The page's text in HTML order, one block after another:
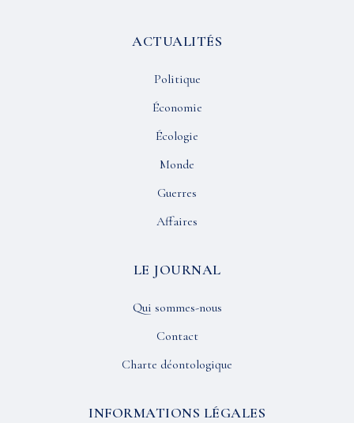
ACTUALITÉS
Politique
Économie
Écologie
Monde
Guerres
Affaires
LE JOURNAL
Qui sommes-nous
Contact
Charte déontologique
INFORMATIONS LÉGALES